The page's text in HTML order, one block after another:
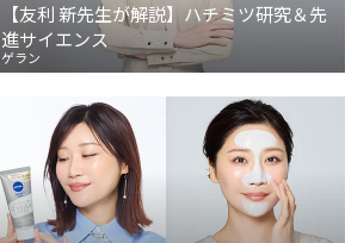
【友利 新先生が解説】ハチミツ研究＆先
進サイエンス
ゲラン